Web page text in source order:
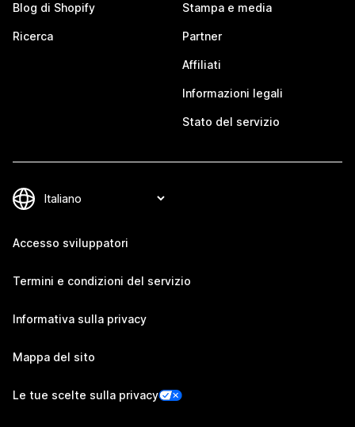
Blog di Shopify
Ricerca
Stampa e media
Partner
Affiliati
Informazioni legali
Stato del servizio
Accesso sviluppatori
Termini e condizioni del servizio
Informativa sulla privacy
Mappa del sito
Le tue scelte sulla privacy